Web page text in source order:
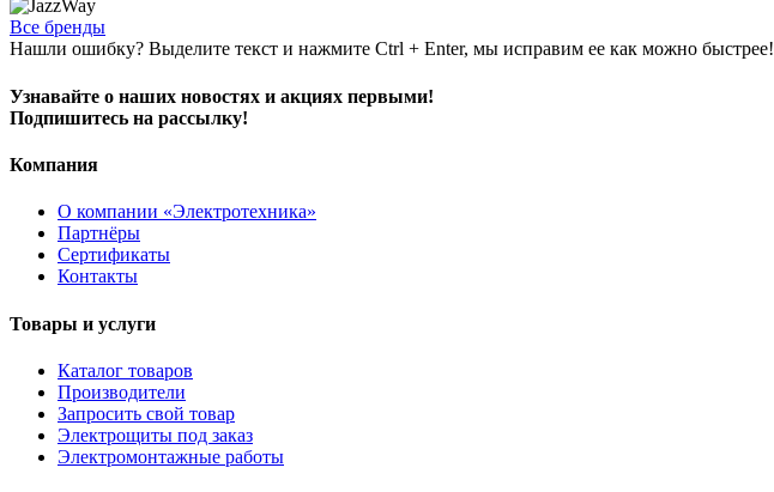
Все бренды
Нашли ошибку? Выделите текст и нажмите Ctrl + Enter, мы исправим ее как можно быстрее!
Узнавайте о наших новостях и акциях первыми!
Подпишитесь на рассылку!
Компания
О компании «Электротехника»
Партнёры
Сертификаты
Контакты
Товары и услуги
Каталог товаров
Производители
Запросить свой товар
Электрощиты под заказ
Электромонтажные работы